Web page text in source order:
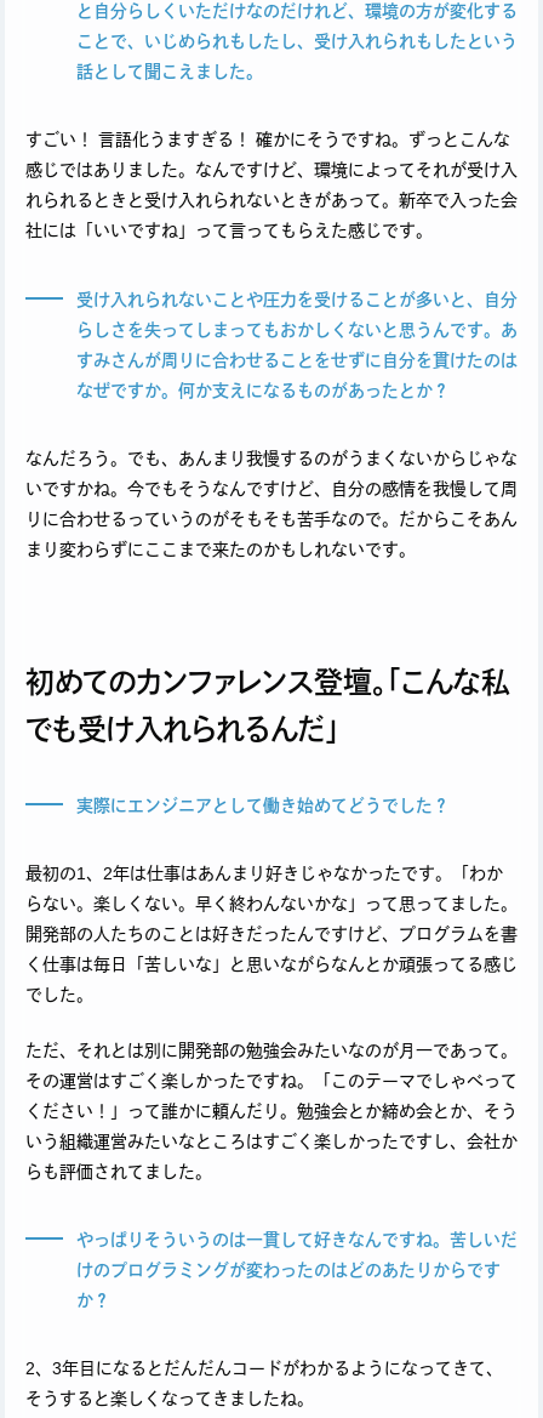
と自分らしくいただけなのだけれど、環境の方が変化する
ことで、いじめられもしたし、受け入れられもしたという
話として聞こえました。
すごい！ 言語化うますぎる！ 確かにそうですね。ずっとこんな
感じではありました。なんですけど、環境によってそれが受け入
れられるときと受け入れられないときがあって。新卒で入った会
社には「いいですね」って言ってもらえた感じです。
受け入れられないことや圧力を受けることが多いと、自分
らしさを失ってしまってもおかしくないと思うんです。あ
すみさんが周りに合わせることをせずに自分を貫けたのは
なぜですか。何か支えになるものがあったとか？
なんだろう。でも、あんまり我慢するのがうまくないからじゃな
いですかね。今でもそうなんですけど、自分の感情を我慢して周
りに合わせるっていうのがそもそも苦手なので。だからこそあん
まり変わらずにここまで来たのかもしれないです。
初めてのカンファレンス登壇。「こんな私
でも受け入れられるんだ」
実際にエンジニアとして働き始めてどうでした？
最初の1、2年は仕事はあんまり好きじゃなかったです。「わか
らない。楽しくない。早く終わんないかな」って思ってました。
開発部の人たちのことは好きだったんですけど、プログラムを書
く仕事は毎日「苦しいな」と思いながらなんとか頑張ってる感じ
でした。
ただ、それとは別に開発部の勉強会みたいなのが月一であって。
その運営はすごく楽しかったですね。「このテーマでしゃべって
ください！」って誰かに頼んだり。勉強会とか締め会とか、そう
いう組織運営みたいなところはすごく楽しかったですし、会社か
らも評価されてました。
やっぱりそういうのは一貫して好きなんですね。苦しいだ
けのプログラミングが変わったのはどのあたりからです
か？
2、3年目になるとだんだんコードがわかるようになってきて、
そうすると楽しくなってきましたね。